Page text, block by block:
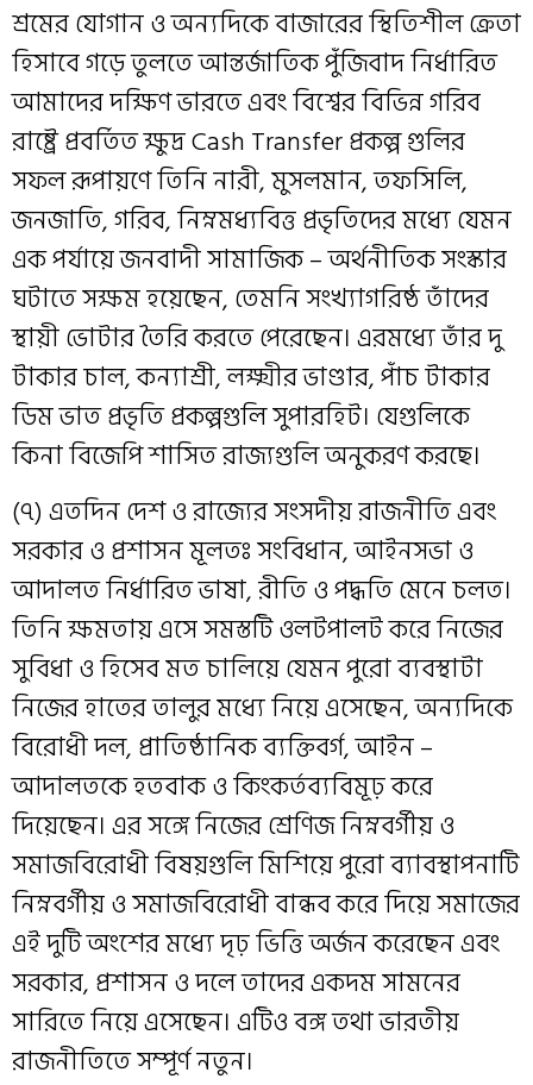
শ্রমের যোগান ও অন্যদিকে বাজারের স্থিতিশীল ক্রেতা
হিসাবে গড়ে তুলতে আন্তর্জাতিক পুঁজিবাদ নির্ধারিত
আমাদের দক্ষিণ ভারতে এবং বিশ্বের বিভিন্ন গরিব
রাষ্ট্রে প্রবর্তিত ক্ষুদ্র Cash Transfer প্রকল্প গুলির
সফল রূপায়ণে তিনি নারী, মুসলমান, তফসিলি,
জনজাতি, গরিব, নিম্নমধ্যবিত্ত প্রভৃতিদের মধ্যে যেমন
এক পর্যায়ে জনবাদী সামাজিক – অর্থনীতিক সংস্কার
ঘটাতে সক্ষম হয়েছেন, তেমনি সংখ্যাগরিষ্ঠ তাঁদের
স্থায়ী ভোটার তৈরি করতে পেরেছেন। এরমধ্যে তাঁর দু
টাকার চাল, কন্যাশ্রী, লক্ষ্মীর ভাণ্ডার, পাঁচ টাকার
ডিম ভাত প্রভৃতি প্রকল্পগুলি সুপারহিট। যেগুলিকে
কিনা বিজেপি শাসিত রাজ্যগুলি অনুকরণ করছে।
(৭) এতদিন দেশ ও রাজ্যের সংসদীয় রাজনীতি এবং
সরকার ও প্রশাসন মূলতঃ সংবিধান, আইনসভা ও
আদালত নির্ধারিত ভাষা, রীতি ও পদ্ধতি মেনে চলত।
তিনি ক্ষমতায় এসে সমস্তটি ওলটপালট করে নিজের
সুবিধা ও হিসেব মত চালিয়ে যেমন পুরো ব্যবস্থাটা
নিজের হাতের তালুর মধ্যে নিয়ে এসেছেন, অন্যদিকে
বিরোধী দল, প্রাতিষ্ঠানিক ব্যক্তিবর্গ, আইন –
আদালতকে হতবাক ও কিংকর্তব্যবিমূঢ় করে
দিয়েছেন। এর সঙ্গে নিজের শ্রেণিজ নিম্নবর্গীয় ও
সমাজবিরোধী বিষয়গুলি মিশিয়ে পুরো ব্যাবস্থাপনাটি
নিম্নবর্গীয় ও সমাজবিরোধী বান্ধব করে দিয়ে সমাজের
এই দুটি অংশের মধ্যে দৃঢ় ভিত্তি অর্জন করেছেন এবং
সরকার, প্রশাসন ও দলে তাদের একদম সামনের
সারিতে নিয়ে এসেছেন। এটিও বঙ্গ তথা ভারতীয়
রাজনীতিতে সম্পূর্ণ নতুন।